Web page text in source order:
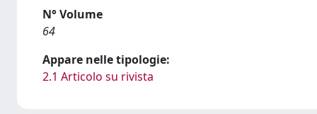
N° Volume
64
Appare nelle tipologie:
2.1 Articolo su rivista